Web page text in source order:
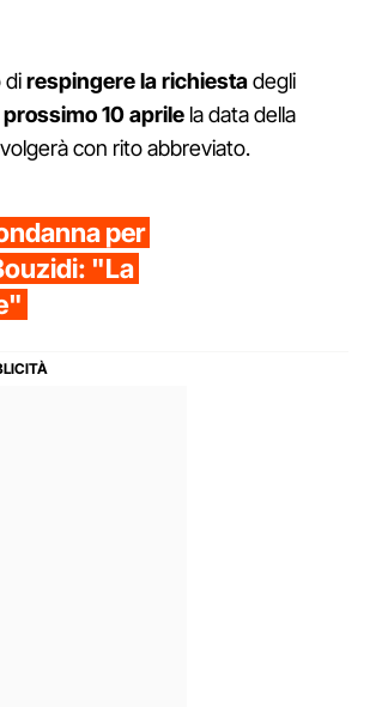
direspingere la richiestadegli
10 aprile la data della
con rito abbreviato.
per
"La